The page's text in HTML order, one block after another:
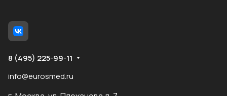
8 (495) 225-99-11
info@eurosmed.ru